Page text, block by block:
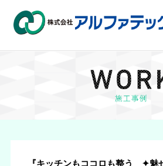
『キッチンもココロも整う ✦魅